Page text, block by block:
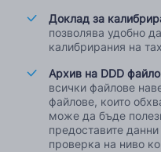
Доклад за
позволява удобно
калибрирания на
Архив на DDD
всички файлове
файлове, които
може да бъде
предоставите
проверка на ниво